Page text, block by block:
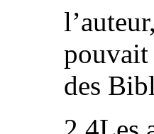
pouvait
des